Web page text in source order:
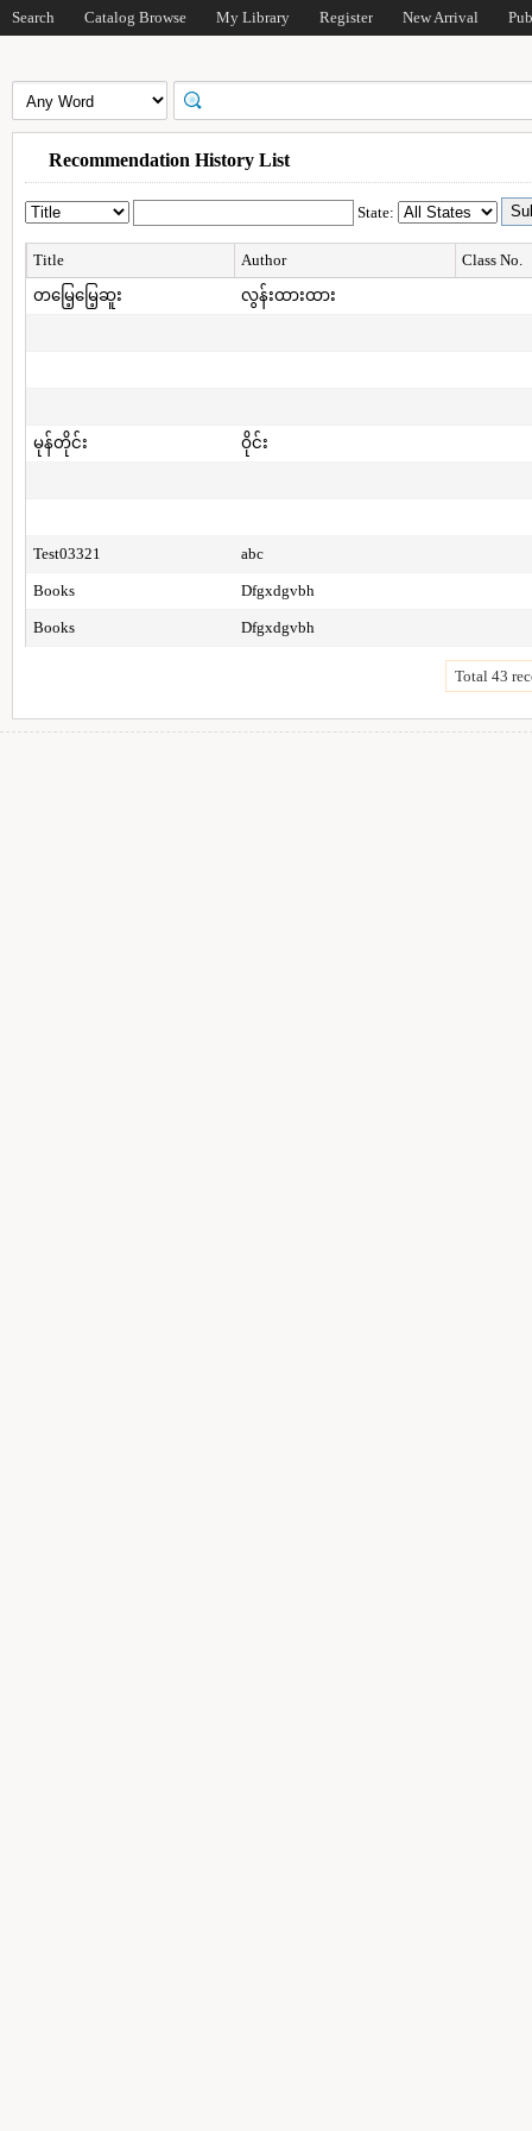
Search Catalog Browse My Library Register New Arrival
Recommendation History List
State:
Title Author
Class No.
တမြေ့မြေ့ဆူး
လွန်းထားထား
မုန်တိုင်း ဝိုင်း
Test03321 abc
Books Dfgxdgvbh
Books Dfgxdgvbh
Total 43